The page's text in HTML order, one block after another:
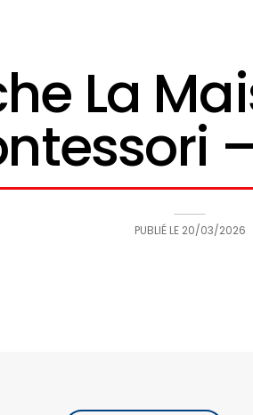
La
PUBLIÉ LE 20/03/2026